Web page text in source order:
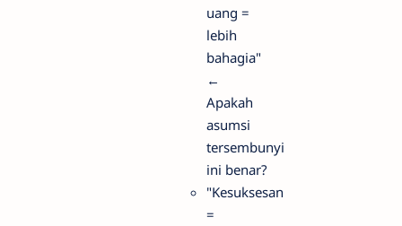
uang =
lebih
bahagia"
←
Apakah
asumsi
tersembunyi
ini benar?
"Kesuksesan
=